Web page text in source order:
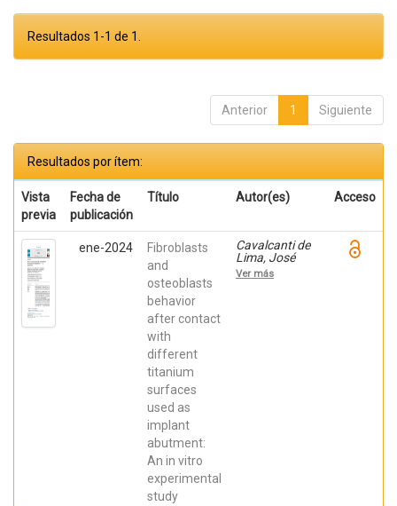
Resultados 1-1 de 1.
Anterior 1 Siguiente
Resultados por ítem:
Vista
previa
Fecha de
publicación
Título Autor(es) Acceso
ene-2024
Fibroblasts
and
osteoblasts
behavior
after contact
with
different
titanium
surfaces
used as
implant
abutment:
An in vitro
experimental
study
Cavalcanti de
Lima, José
Henrique;
Robbs ,
Ver más